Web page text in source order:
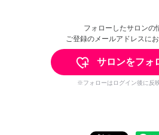
フォローしたサロンの
ご登録のメールアドレスにお
サロンをフォ
※フォローはログイン後に反